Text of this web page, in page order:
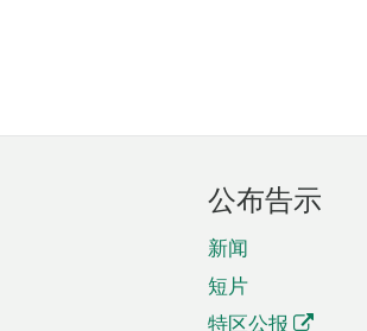
公布告示
新闻
短片
特区公报